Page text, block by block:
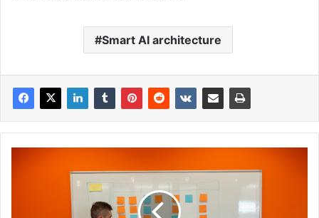
Smart AI architecture
Orchestrierung: